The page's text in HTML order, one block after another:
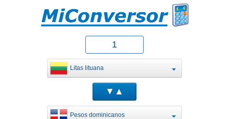
Litas lituana
Pesos dominicanos